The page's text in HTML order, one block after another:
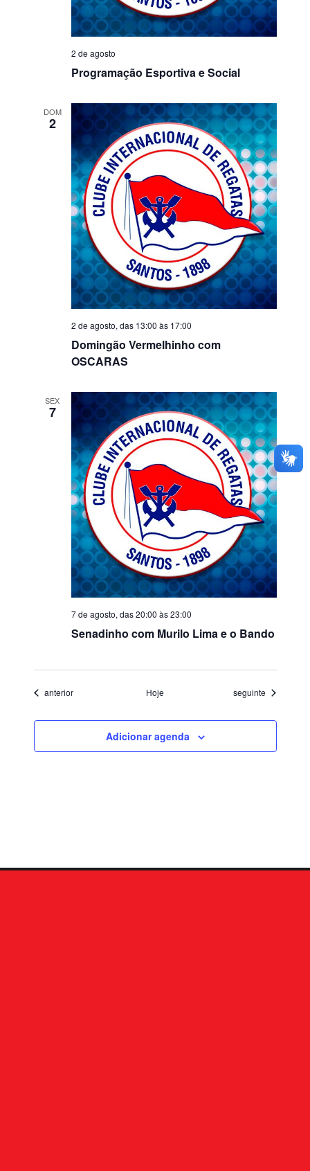
Programação Esportiva e Social
2 de agosto
DOM
2
Domingão Vermelhinho com
OSCARAS
2 de agosto, das 13:00 às 17:00
SEX
7
Senadinho com Murilo Lima e o Bando
7 de agosto, das 20:00 às23:00
Eventos
anterior Hoje Eventos
seguinte
Adicionar agenda